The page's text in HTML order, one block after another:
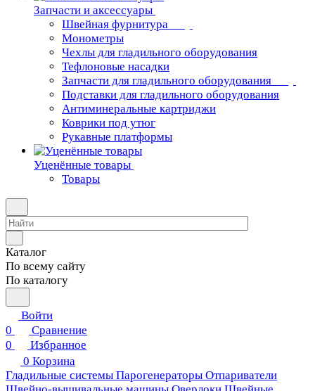
Запчасти и аксессуары
Швейная фурнитура
Монометры
Чехлы для гладильного оборудования
Тефлоновые насадки
Запчасти для гладильного оборудования
Подставки для гладильного оборудования
Антиминеральные картриджи
Коврики под утюг
Рукавные платформы
Уценённые товары
Товары
Каталог
По всему сайту
По каталогу
Войти
0
Сравнение
0
Избранное
0 Корзина
Гладильные системы Парогенераторы Отпариватели